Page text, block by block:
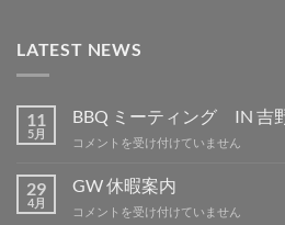
LATEST NEWS
11
5月
BBQ ミーティング IN 吉
BBQ
ー
ィ
コメントを受け付けていません
29
4月
GW 休暇案内
GW
コメントを受け付けていません